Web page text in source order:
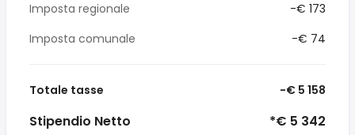
Imposta regionale
-€ 173
Imposta comunale
-€ 74
Totale tasse -€ 5 158
Stipendio Netto *€ 5 342